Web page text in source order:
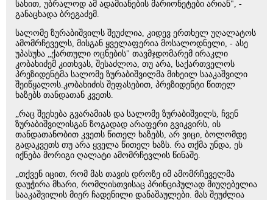
სახით, უბრალოდ ამ ადამიანების მარიონეტები არიან", -
განაცხადა ბრეგაძემ.
სალომე ზურაბიშვილს შეუძლია, კიდევ ერთხელ უღალატოს
ამომრჩეველს, მისგან ყველაფერია მოსალოდნელი, - ასე
უპასუხა „ქართული ოცნების" თავმჯდომარემ ირაკლი
კობახიძემ კითხვას, შესაძლოა, თუ არა, საქართველოს
პრეზიდენტმა სალომე ზურაბიშვილმა მიხეილ სააკაშვილი
შეიწყალოს.კობახიძის შეფასებით, პრეზიდენტი წითელ
ხაზებს თანდათან კვეთს.
„რაც შეეხება გვარამიას და სალომე ზურაბიშვილს, ჩვენ
ზურაბიშვილისგან ზოგადად არაფერი გვიკვირს, ის
თანდათანობით კვეთს წითელ ხაზებს, არ ვიცი, ბოლომდე
გადაკვეთს თუ არა ყველა წითელ ხაზს. რა თქმა უნდა, ეს
იქნება მორიგი ღალატი ამომრჩევლის წინაშე.
„თქვენ იცით, რომ მას თავის დროზე იმ ამომრჩეველმა
დაუჭირა მხარი, რომლისთვისაც პრინციპულად მიუღებელია
სააკაშვილის მიერ ჩადენილი დანაშაულები. მას შეუძლია